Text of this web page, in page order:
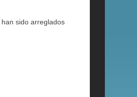
sido arreglados